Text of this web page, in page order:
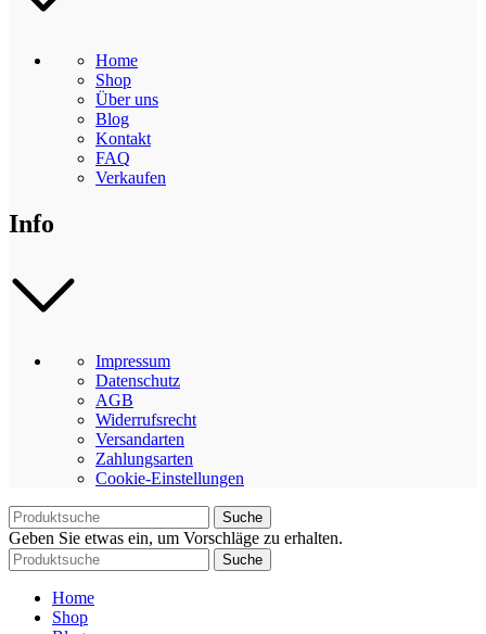
Home
Shop
Über uns
Blog
Kontakt
FAQ
Verkaufen
Info
Impressum
Datenschutz
AGB
Widerrufsrecht
Versandarten
Zahlungsarten
Cookie-Einstellungen
Suche
Geben Sie etwas ein, um Vorschläge zu erhalten.
Suche
Home
Shop